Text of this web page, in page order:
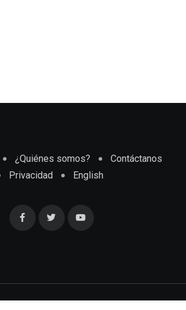
¿Quiénes somos?
Contáctanos
Privacidad
English